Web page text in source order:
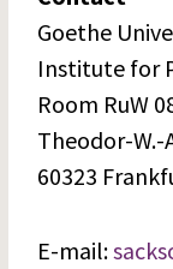
Goethe
Institute for
Room RuW
Theodor-
60323
E-mail: